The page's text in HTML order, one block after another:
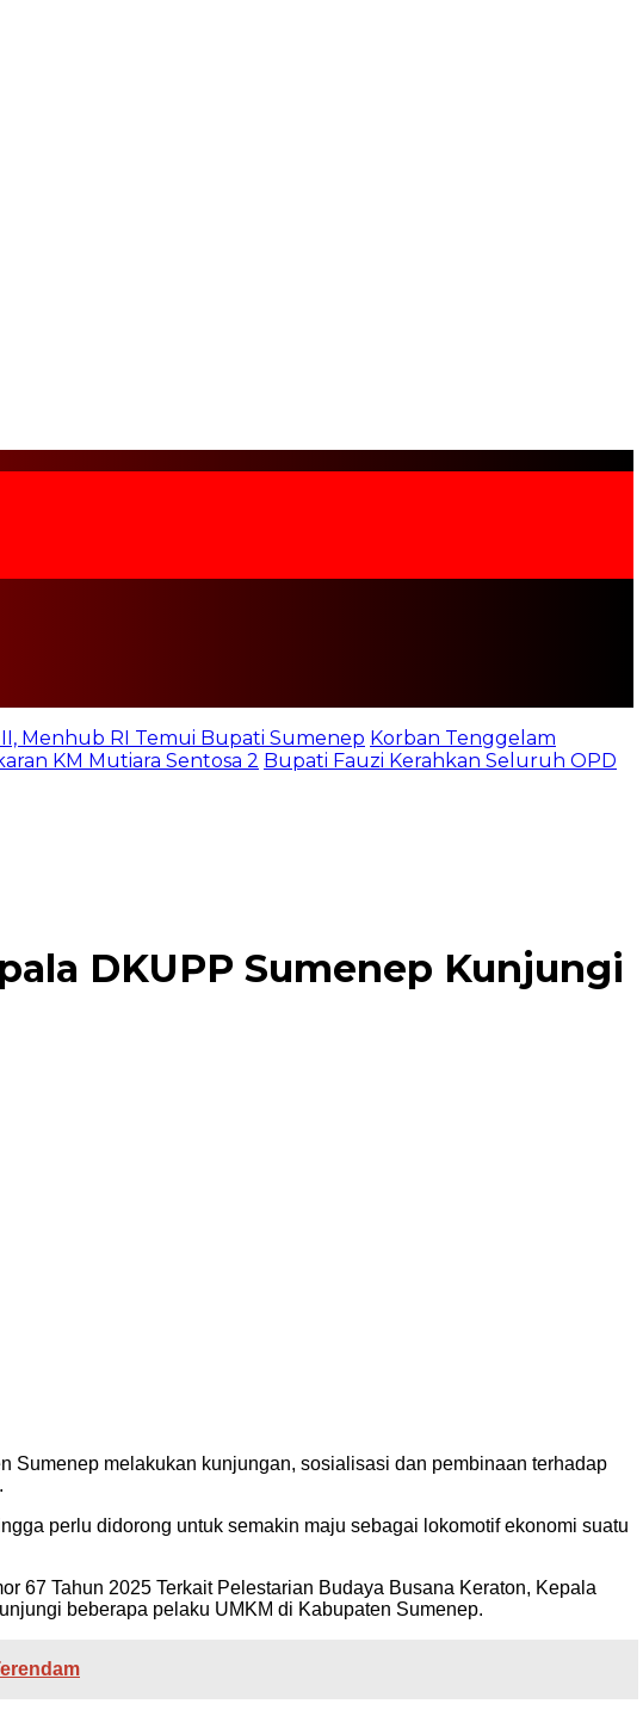
Menhub RI Temui Bupati Sumenep Korban Tenggelam
KM Mutiara Sentosa 2 Bupati Fauzi Kerahkan Seluruh OPD
DKUPP Sumenep Kunjungi
Sumenep melakukan kunjungan, sosialisasi dan pembinaan terhadap
perlu didorong untuk semakin maju sebagai lokomotif ekonomi suatu
67 Tahun 2025 Terkait Pelestarian Budaya Busana Keraton, Kepala
beberapa pelaku UMKM di Kabupaten Sumenep.